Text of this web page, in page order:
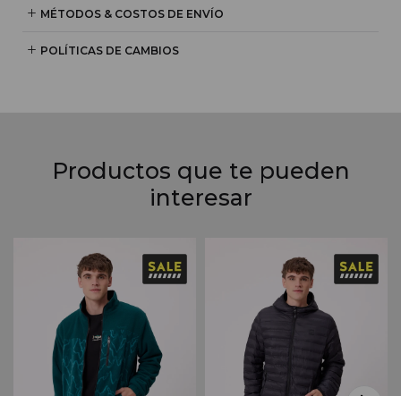
MÉTODOS & COSTOS DE ENVÍO
POLÍTICAS DE CAMBIOS
Productos que te pueden
interesar